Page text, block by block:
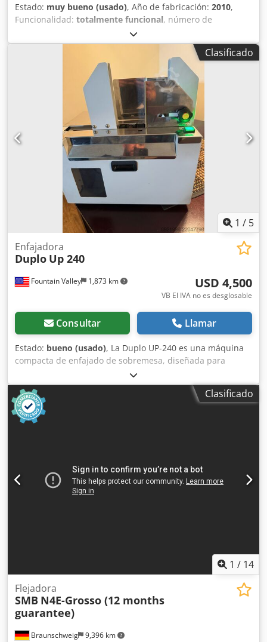
Estado: muy bueno (usado), Año de fabricación: 2010,
Funcionalidad: totalmente funcional, número de
W0109111, anchura de trabajo:
mm, altura de la pila:1,800 mm, altura del producto
, Envolvedora automática para resmas, de
velocidad media, capaz de embalar todos los formatos de
resma estándares, tanto métricos como estadounidenses,
incluyendo paquetes de media resma. La máquina puede
envolver resmas de papel con dimensiones comprendidas
entre 297 x 420 mm (A3) y 1000 x 1400 mm. Ofrece máxima
flexibilidad gracias a su sistema de cambio rápido. La
alimentación de las resmas se realiza manualmente por el
operador, quien controla todas las operaciones de la
máquina. Las resmas se envuelven en polietileno o papel
kraft, pre-cortados a las hojas requeridas para el
embalaje. Posteriormente, las resmas se apilan y se
colocan en la estación de recogida. El conjunto de rodillos
puede instalarse, bajo pedido, a la derecha o a la
izquierda de la máquina. Cjdpfjy Ufh Nox Agveha
Clasificado
1 / 5
Fountain Valley 1,873 km
Enfajadora
Duplo Up 240
USD 4,500
VB El IVA no es desglosable
Consultar Llamar
Estado: bueno (usado), La Duplo UP-240 es una máquina
compacta de enfajado de sobremesa, diseñada para
agrupar materiales impresos terminados de forma segura
y rentable. Envuelve automáticamente una banda de papel
kraft o film transparente alrededor de pilas de artículos
como tarjetas de visita, postales y folletos, ofreciendo una
alternativa limpia y segura al embolsado o encajado.
Clasificado
1 / 14
Braunschweig 9,396 km
Flejadora
SMB N4E-Grosso (12 months
guarantee)